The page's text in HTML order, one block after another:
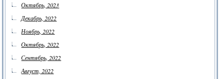
Октябрь, 2023
Декабрь, 2022
Ноябрь, 2022
Октябрь, 2022
Сентябрь, 2022
Август, 2022